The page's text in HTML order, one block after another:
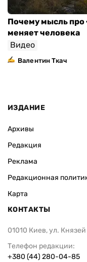
Почему мысль про
меняет человека
Видео
Валентин Ткач
ИЗДАНИЕ
Архивы
Редакция
Реклама
Редакционная
Карта
КОНТАКТЫ
01010 Киев, ул.
Телефон редакции:
+380 (44) 280-04-85